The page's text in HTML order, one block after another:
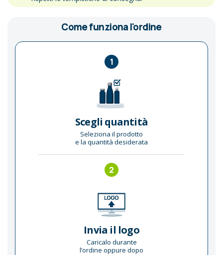
Come funziona l'ordine
1
Scegli quantità
Seleziona il prodotto
e la quantità desiderata
2
Invia il logo
Caricalo durante
l’ordine oppure dopo